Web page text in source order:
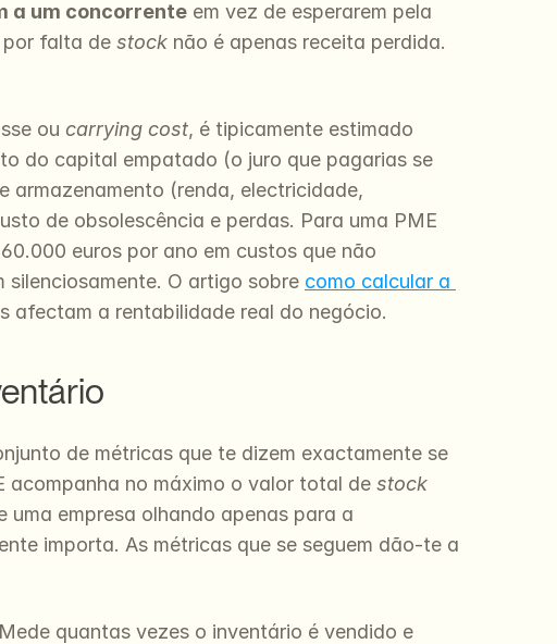
a um concorrente em vez de esperarem pela
por falta de stock não é apenas receita perdida.
ou carrying cost, é tipicamente estimado
do capital empatado (o juro que pagarias se
armazenamento (renda, electricidade,
de obsolescência e perdas. Para uma PME
euros por ano em custos que não
O artigo sobre como calcular a
afectam a rentabilidade real do negócio.
de métricas que te dizem exactamente se
no máximo o valor total de stock
uma empresa olhando apenas para a
importa. As métricas que se seguem dão-te a
quantas vezes o inventário é vendido e